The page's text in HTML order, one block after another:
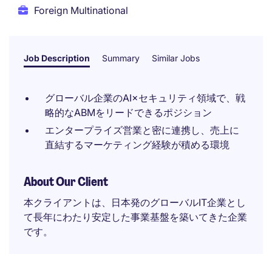
Foreign Multinational
Job Description Summary Similar Jobs
グローバル企業のAI×セキュリティ領域で、戦
略的なABMをリードできるポジション
エンタープライズ営業と密に連携し、売上に
直結するマーケティング経験が積める環境
About Our Client
本クライアントは、日本発のグローバルIT企業とし
て長年にわたり安定した事業基盤を築いてきた企業
です。